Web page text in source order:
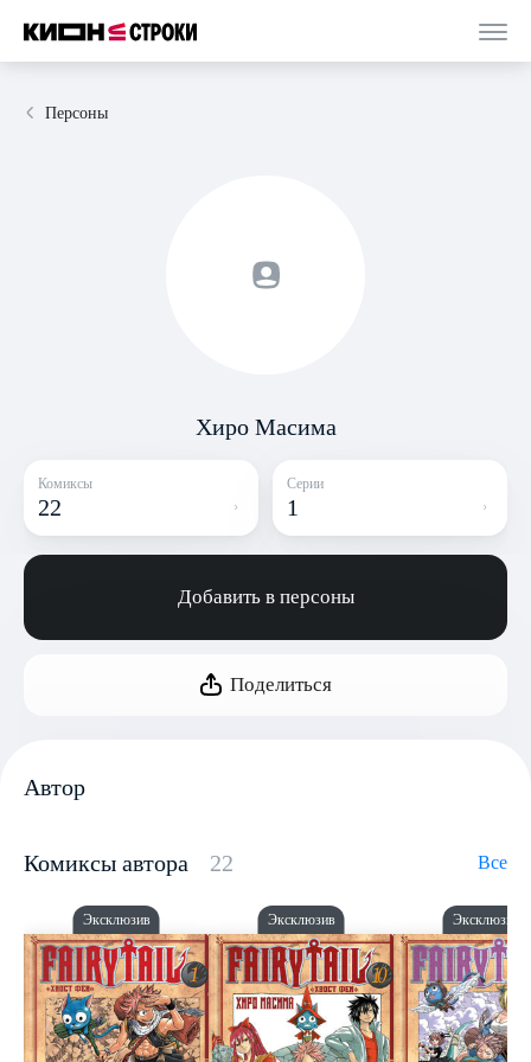
Персоны
Хиро Масима
Комиксы
22
Серии
1
Добавить в персоны
Поделиться
Автор
Комиксы автора 22 Все
Эксклюзив Эксклюзив Эксклюзив